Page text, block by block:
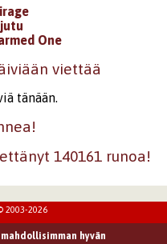
One
viettää
tänään.
140161 runoa!
2003-2026
hyvän